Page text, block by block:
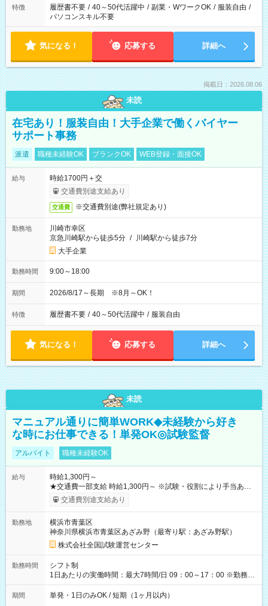
特徴 履歴書不要 / 40～50代活躍中 / 副業・WワークOK / 服装自由 /
パソコンスキル不要
気になる！ 応募する 詳細へ
掲載日：2026.08.06
未読
在宅あり！服装自由！大手企業で働くバイヤー
サポート事務
派遣 職種未経験OK ブランクOK WEB登録・面接OK
給与
時給1700円＋交
交通費別途支給あり
交通費 ※交通費別途(弊社規定あり)
勤務地
川崎市幸区
京急川崎駅から徒歩5分 / 川崎駅から徒歩7分
大手企業
勤務時間 9:00～18:00
期間 2026/8/17～長期 ※8月～OK！
特徴 履歴書不要 / 40～50代活躍中 / 服装自由
気になる！ 応募する 詳細へ
未読
マニュアル通りに簡単WORK◆未経験から好き
な時にお仕事できる！単発OK◎試験監督
アルバイト 職種未経験OK
給与
時給1,300円～
★交通費一部支給 時給1,300円～ ※試験・役割により手当あり
※勤務回数により昇給あり 【即給（前払い）オプションあ
り！】 希望される場合、勤務から1週間ほどで給与の一部を受け
例】 ・河合塾模擬試験 8:30～17:30（休憩1時間） 時給1,300円
×8時間＝日収10,400円＋交通費 ※当日の役割により時給＋100
円の場合あり ・国家試験 7:00～13:30（休憩なし） 時給1,300
円（役割手当＋100円）×6時間＝日収8,400円＋交通費 【試用期
間】試用期間なし
交通費別途支給あり
勤務地
横浜市青葉区
神奈川県横浜市青葉区あざみ野（最寄り駅：あざみ野駅）
株式会社全国試験運営センター
勤務時間
シフト制
1日あたりの実働時間：最大7時間/日 09：00～17：00 ※勤務時
間は 試験により異なります。
期間 単発・1日のみOK / 短期（1ヶ月以内）